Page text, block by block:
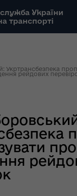
України
транспорті
Укртрансбезпека
рейдових